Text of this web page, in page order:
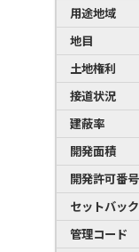
用途地域
地目
土地権利
接道状況
建蔽率
開発面積
開発許可番号
セットバック
管理コード